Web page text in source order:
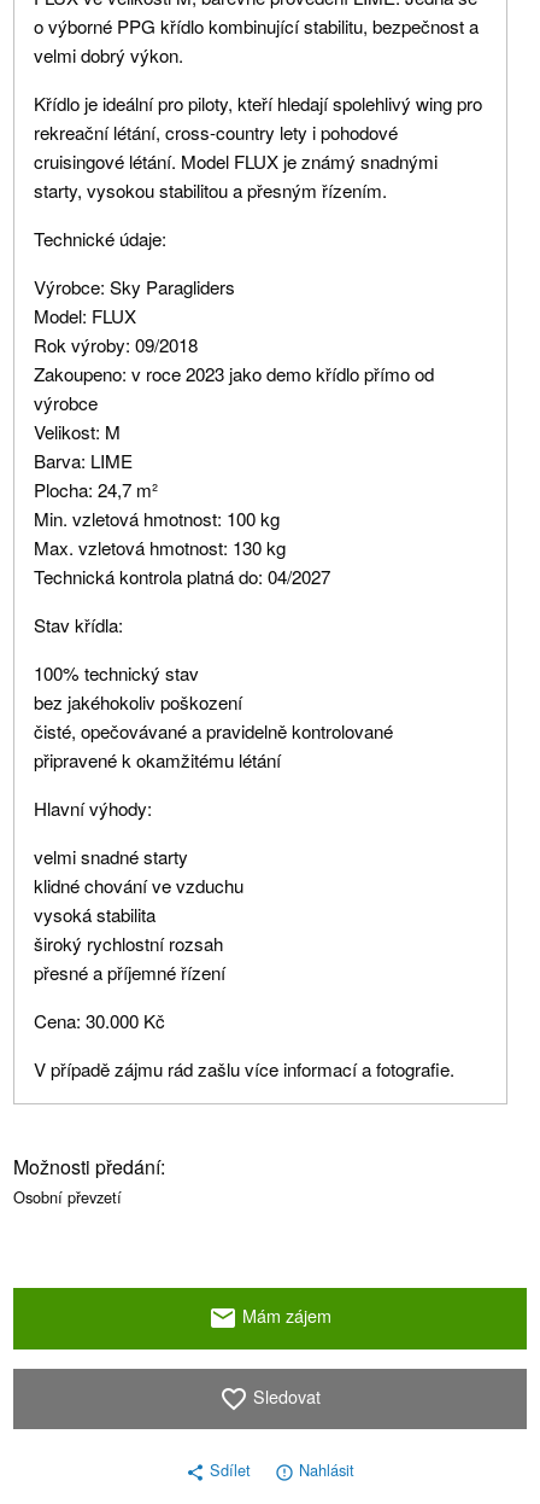
o výborné PPG křídlo kombinující stabilitu, bezpečnost a
velmi dobrý výkon.
Křídlo je ideální pro piloty, kteří hledají spolehlivý wing pro
rekreační létání, cross-country lety i pohodové
cruisingové létání. Model FLUX je známý snadnými
starty, vysokou stabilitou a přesným řízením.
Technické údaje:
Výrobce: Sky Paragliders
Model: FLUX
Rok výroby: 09/2018
Zakoupeno: v roce 2023 jako demo křídlo přímo od
výrobce
Velikost: M
Barva: LIME
Plocha: 24,7 m²
Min. vzletová hmotnost: 100 kg
Max. vzletová hmotnost: 130 kg
Technická kontrola platná do: 04/2027
Stav křídla:
100% technický stav
bez jakéhokoliv poškození
čisté, opečovávané a pravidelně kontrolované
připravené k okamžitému létání
Hlavní výhody:
velmi snadné starty
klidné chování ve vzduchu
vysoká stabilita
široký rychlostní rozsah
přesné a příjemné řízení
Cena: 30.000 Kč
V případě zájmu rád zašlu více informací a fotografie.
Možnosti předání:
Osobní převzetí
email Mám zájem
favorite_border Sledovat
share Sdílet error_outline Nahlásit